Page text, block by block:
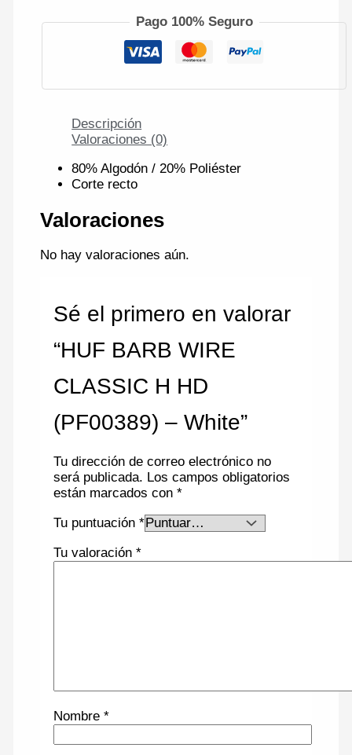
Pago 100% Seguro
Descripción
Valoraciones (0)
80% Algodón / 20% Poliéster
Corte recto
Valoraciones
No hay valoraciones aún.
Sé el primero en valorar
“HUF BARB WIRE
CLASSIC H HD
(PF00389) – White”
Tu dirección de correo electrónico no
será publicada. Los campos obligatorios
están marcados con*
Tu puntuación*
Tu valoración*
Nombre*